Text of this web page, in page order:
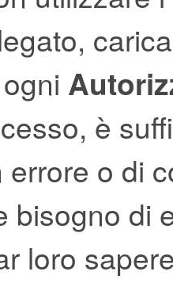
è
o di
bisogno di
loro